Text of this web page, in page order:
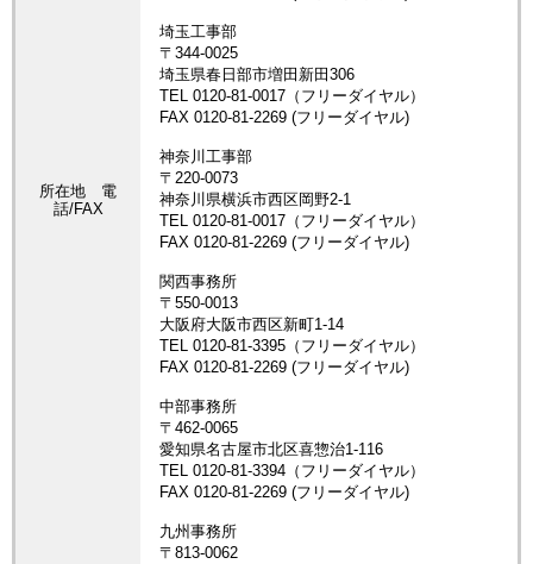
所在地 電
話/FAX